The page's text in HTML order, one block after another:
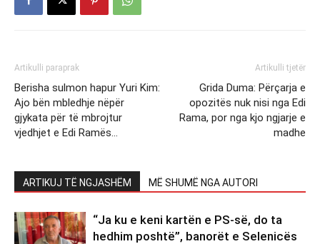
Artikulli paraprak
Berisha sulmon hapur Yuri Kim:
Ajo bën mbledhje nëpër
gjykata për të mbrojtur
vjedhjet e Edi Ramës…
Artikulli tjetër
Grida Duma: Përçarja e
opozitës nuk nisi nga Edi
Rama, por nga kjo ngjarje e
madhe
ARTIKUJ TË NGJASHËM MË SHUMË NGA AUTORI
“Ja ku e keni kartën e PS-së, do ta
hedhim poshtë”, banorët e Selenicës